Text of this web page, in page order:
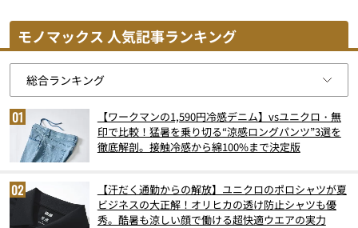
モノマックス 人気記事ランキング
【ワークマンの1,590円冷感デニム】vsユニクロ・無
印で比較！猛暑を乗り切る“涼感ロングパンツ”3選を
徹底解剖。接触冷感から綿100%まで決定版
【汗だく通勤からの解放】ユニクロのポロシャツが夏
ビジネスの大正解！オリヒカの透け防止シャツも優
秀。酷暑も涼しい顔で働ける超快適ウエアの実力